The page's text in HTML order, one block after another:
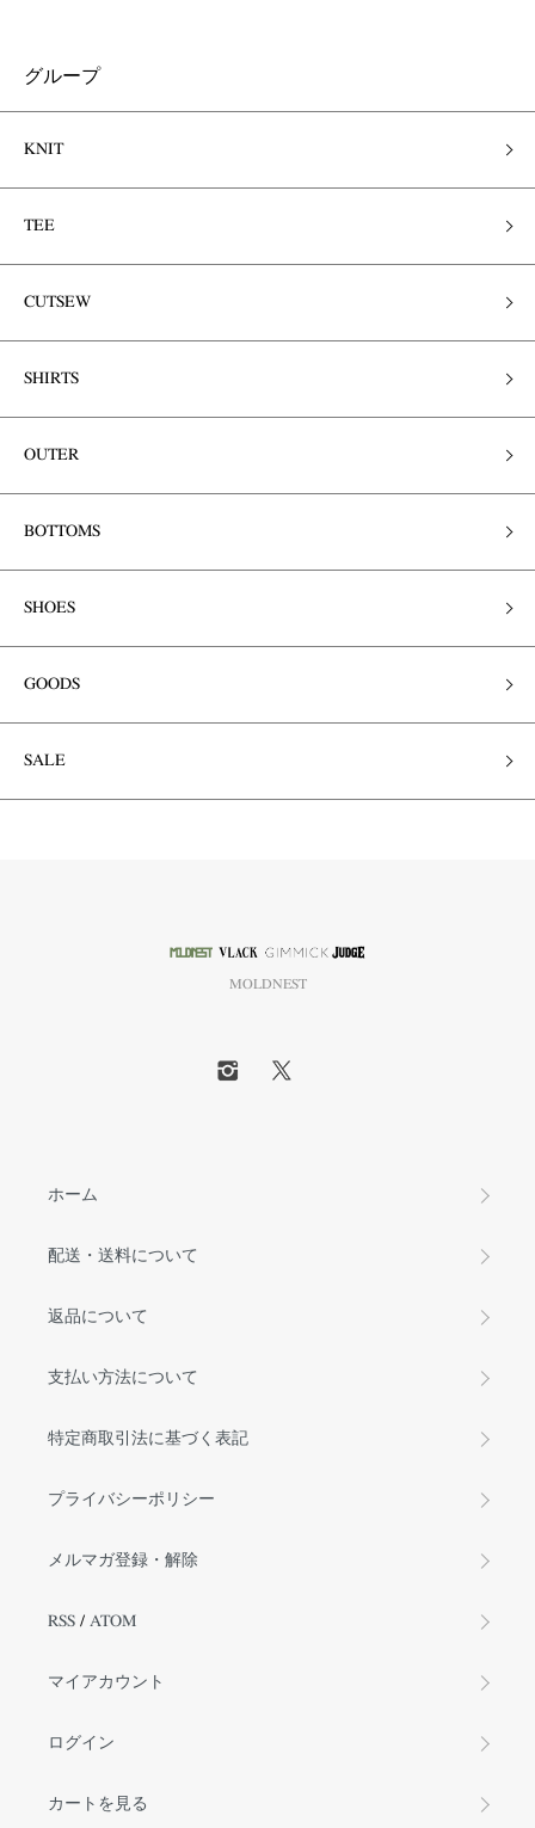
グループ
KNIT
TEE
CUTSEW
SHIRTS
OUTER
BOTTOMS
SHOES
GOODS
SALE
MOLDNEST
ホーム
配送・送料について
返品について
支払い方法について
特定商取引法に基づく表記
プライバシーポリシー
メルマガ登録・解除
RSS / ATOM
マイアカウント
ログイン
カートを見る